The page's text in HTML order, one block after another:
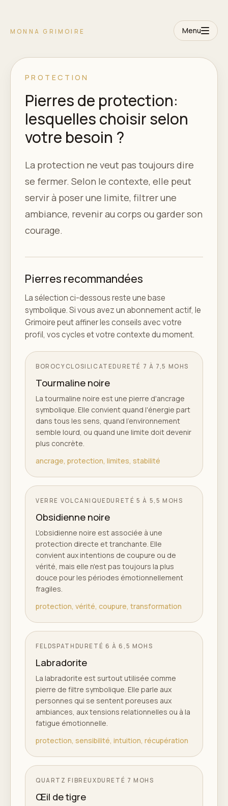
MONNA GRIMOIRE Menu
PROTECTION
Pierres de protection:
lesquelles choisir selon
votre besoin ?
La protection ne veut pas toujours dire
se fermer. Selon le contexte, elle peut
servir à poser une limite, filtrer une
ambiance, revenir au corps ou garder son
courage.
Pierres recommandées
La sélection ci-dessous reste une base
symbolique. Si vous avez un abonnement actif, le
Grimoire peut affiner les conseils avec votre
profil, vos cycles et votre contexte du moment.
BOROCYCLOSILICATEDURETÉ 7 À 7,5 MOHS
Tourmaline noire
La tourmaline noire est une pierre d'ancrage
symbolique. Elle convient quand l'énergie part
dans tous les sens, quand l'environnement
semble lourd, ou quand une limite doit devenir
plus concrète.
ancrage, protection, limites, stabilité
VERRE VOLCANIQUE DURETÉ 5 À 5,5 MOHS
Obsidienne noire
L'obsidienne noire est associée à une
protection directe et tranchante. Elle
convient aux intentions de coupure ou de
vérité, mais elle n'est pas toujours la plus
douce pour les périodes émotionnellement
fragiles.
protection, vérité, coupure, transformation
FELDSPATH DURETÉ 6 À 6,5 MOHS
Labradorite
La labradorite est surtout utilisée comme
pierre de filtre symbolique. Elle parle aux
personnes qui se sentent poreuses aux
ambiances, aux tensions relationnelles ou à la
fatigue émotionnelle.
protection, sensibilité, intuition, récupération
QUARTZ FIBREUX DURETÉ 7 MOHS
Œil de tigre